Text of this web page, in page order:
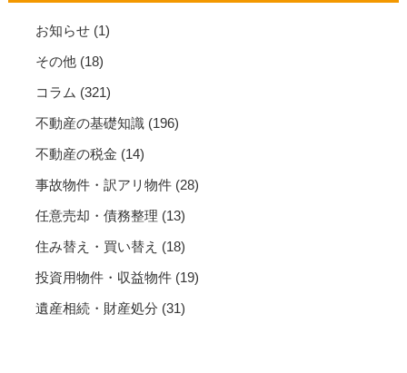
お知らせ(1)
その他(18)
コラム (321)
不動産の基礎知識(196)
不動産の税金 (14)
事故物件・訳アリ物件(28)
任意売却・債務整理 (13)
住み替え・買い替え (18)
投資用物件・収益物件(19)
遺産相続・財産処分 (31)